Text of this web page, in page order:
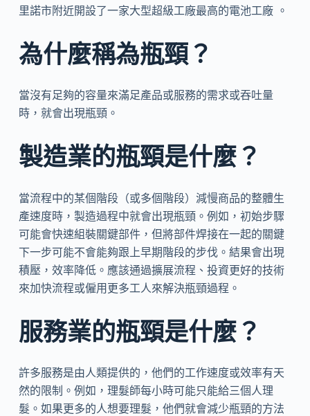
里諾市附近開設了一家大型超級工廠最高的電池工廠 。
為什麼稱為瓶頸？
當沒有足夠的容量來滿足產品或服務的需求或吞吐量
時，就會出現瓶頸。
製造業的瓶頸是什麼？
當流程中的某個階段（或多個階段）減慢商品的整體生
產速度時，製造過程中就會出現瓶頸。例如，初始步驟
可能會快速組裝關鍵部件，但將部件焊接在一起的關鍵
下一步可能不會能夠跟上早期階段的步伐。結果會出現
積壓，效率降低。應該通過擴展流程、投資更好的技術
來加快流程或僱用更多工人來解決瓶頸過程。
服務業的瓶頸是什麼？
許多服務是由人類提供的，他們的工作速度或效率有天
然的限制。例如，理髮師每小時可能只能給三個人理
髮。如果更多的人想要理髮，他們就會減少瓶頸的方法